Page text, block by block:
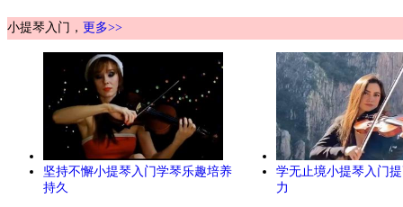
小提琴入门， 更多>>
坚持不懈小提琴入门学琴乐趣培养
持久
学无止境小提琴入门
力